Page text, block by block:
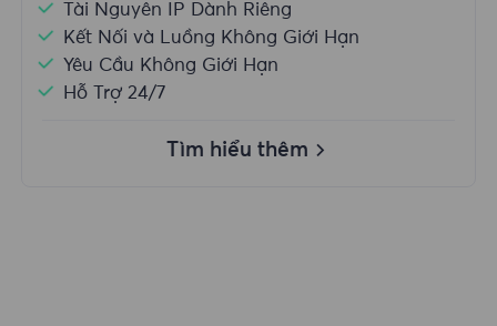
Tài Nguyên IP Dành Riêng
Kết Nối và Luồng Không Giới Hạn
Yêu Cầu Không Giới Hạn
Hỗ Trợ 24/7
Tìm hiểu thêm